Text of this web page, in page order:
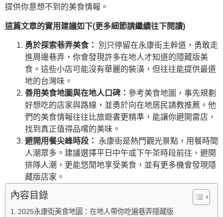
提供你意想不到的美食情報。
這篇文章的實用建議如下(更多細節請繼續往下閱讀)
勇於探索巷弄美食：
別只停留在永康街主幹道，勇敢走
進周邊巷弄，你會發現許多在地人才知道的隱藏版美
食。這些小店可能沒有華麗的裝潢，但往往能提供最道
地的台灣味。
善用美食地圖與在地人口碑： 參考美食地圖，事先規劃
好想吃的店家與路線，並勇於向在地居民請教推薦。他
們的美食情報往往比旅遊書更精準，能讓你避開雷店，
找到真正值得品嚐的美味。
避開用餐尖峰時段：
永康街是熱門觀光景點，用餐時間
人潮眾多。建議選擇平日中午或下午茶時段前往，避開
排隊人潮，更能悠閒地享受美食，並有更多機會發現隱
藏版店家。
內容目錄
2025永康街美食地圖：在地人帶你吃遍巷弄隱藏版